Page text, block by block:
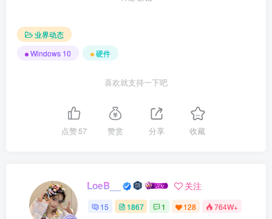
业界动态
Windows 10
硬件
喜欢就支持一下吧
点赞57 赞赏 分享 收藏
LoeB__ 关注
15 1867 1 128 764W+